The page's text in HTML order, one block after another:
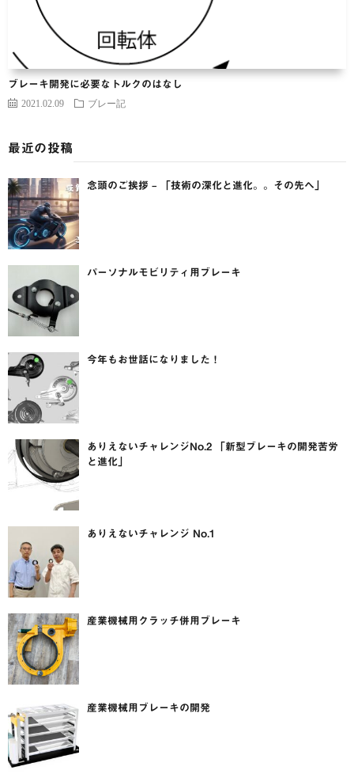
ブレーキ開発に必要なトルクのはなし
2021.02.09 ブレー記
最近の投稿
念頭のご挨拶 – 「技術の深化と進化。。その先へ」
パーソナルモビリティ用ブレーキ
今年もお世話になりました！
ありえないチャレンジNo.2 「新型ブレーキの開発苦労
と進化」
ありえないチャレンジ No.1
産業機械用クラッチ併用ブレーキ
産業機械用ブレーキの開発